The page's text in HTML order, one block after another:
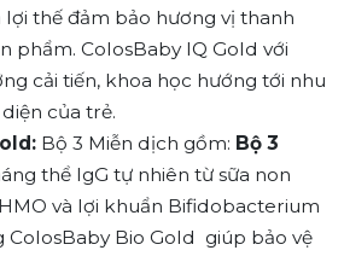
lợi thế đảm bảo hương vị thanh
phẩm. ColosBaby IQ Gold với
cải tiến, khoa học hướng tới nhu
của trẻ.
Bộ 3 Miễn dịch gồm: Bộ 3
thể IgG tự nhiên từ sữa non
và lợi khuẩn Bifidobacterium
ColosBaby Bio Gold giúp bảo vệ